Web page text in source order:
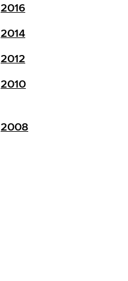
2016
2014
2012
2010
2008